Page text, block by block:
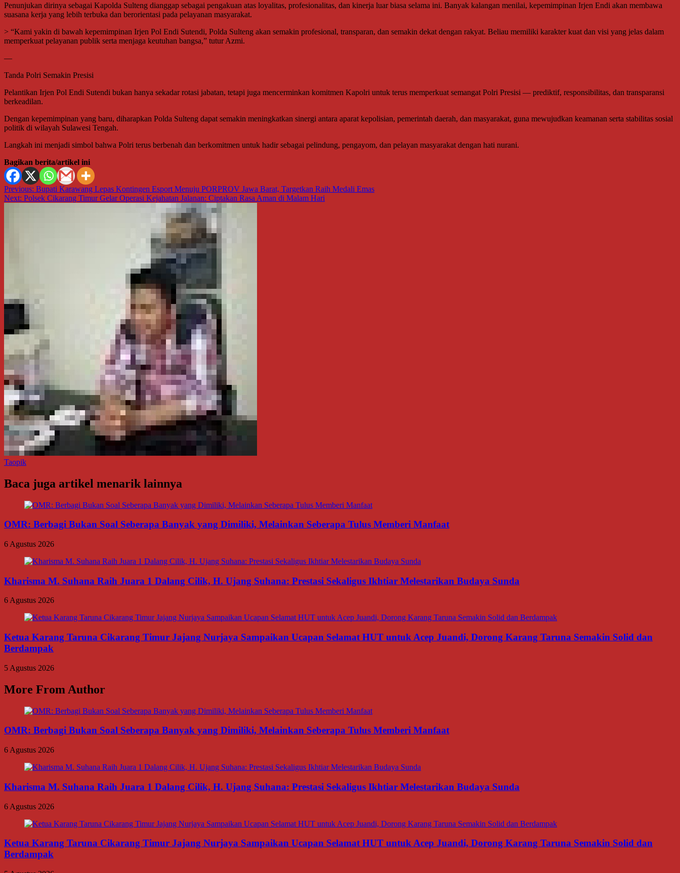
Penunjukan dirinya sebagai Kapolda Sulteng dianggap sebagai pengakuan atas loyalitas, profesionalitas, dan kinerja luar biasa selama ini. Banyak kalangan menilai, kepemimpinan Irjen Endi akan membawa
suasana kerja yang lebih terbuka dan berorientasi pada pelayanan masyarakat.
> “Kami yakin di bawah kepemimpinan Irjen Pol Endi Sutendi, Polda Sulteng akan semakin profesional, transparan, dan semakin dekat dengan rakyat. Beliau memiliki karakter kuat dan visi yang jelas dalam
memperkuat pelayanan publik serta menjaga keutuhan bangsa,” tutur Azmi.
—
Tanda Polri Semakin Presisi
Pelantikan Irjen Pol Endi Sutendi bukan hanya sekadar rotasi jabatan, tetapi juga mencerminkan komitmen Kapolri untuk terus memperkuat semangat Polri Presisi — prediktif, responsibilitas, dan transparansi
berkeadilan.
Dengan kepemimpinan yang baru, diharapkan Polda Sulteng dapat semakin meningkatkan sinergi antara aparat kepolisian, pemerintah daerah, dan masyarakat, guna mewujudkan keamanan serta stabilitas sosial
politik di wilayah Sulawesi Tengah.
Langkah ini menjadi simbol bahwa Polri terus berbenah dan berkomitmen untuk hadir sebagai pelindung, pengayom, dan pelayan masyarakat dengan hati nurani.
Bagikan berita/artikel ini
Navigasi
pos
Previous: Bupati Karawang Lepas Kontingen Esport Menuju PORPROV Jawa Barat, Targetkan Raih Medali Emas
Next: Polsek Cikarang Timur Gelar Operasi Kejahatan Jalanan: Ciptakan Rasa Aman di Malam Hari
Taopik
Baca juga artikel menarik lainnya
OMR: Berbagi Bukan Soal Seberapa Banyak yang Dimiliki, Melainkan Seberapa Tulus Memberi Manfaat
6 Agustus 2026
Kharisma M. Suhana Raih Juara 1 Dalang Cilik, H. Ujang Suhana: Prestasi Sekaligus Ikhtiar Melestarikan Budaya Sunda
6 Agustus 2026
Ketua Karang Taruna Cikarang Timur Jajang Nurjaya Sampaikan Ucapan Selamat HUT untuk Acep Juandi, Dorong Karang Taruna Semakin Solid dan
Berdampak
5 Agustus 2026
More From Author
OMR: Berbagi Bukan Soal Seberapa Banyak yang Dimiliki, Melainkan Seberapa Tulus Memberi Manfaat
6 Agustus 2026
Kharisma M. Suhana Raih Juara 1 Dalang Cilik, H. Ujang Suhana: Prestasi Sekaligus Ikhtiar Melestarikan Budaya Sunda
6 Agustus 2026
Ketua Karang Taruna Cikarang Timur Jajang Nurjaya Sampaikan Ucapan Selamat HUT untuk Acep Juandi, Dorong Karang Taruna Semakin Solid dan
Berdampak